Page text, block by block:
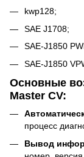
kwp128;
SAE J1708;
SAE-J1850
SAE-J1850
Основные
Master CV:
процесс
Вывод